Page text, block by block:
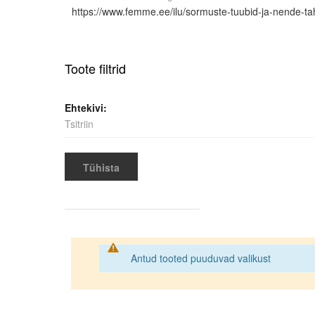
https://www.femme.ee/ilu/sormuste-tuubid-ja-nende-
Antud tooted puuduvad valikust
Toote filtrid
Ehtekivi
Tsitriin
Tühista